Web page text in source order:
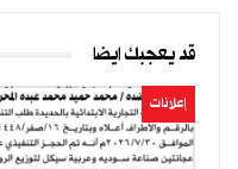
قد يعجبك ايضا
إعلانات